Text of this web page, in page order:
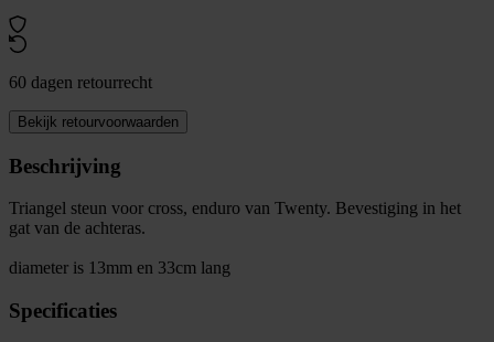
60 dagen retourrecht
Bekijk retourvoorwaarden
Beschrijving
Triangel steun voor cross, enduro van Twenty. Bevestiging in het
gat van de achteras.
diameter is 13mm en 33cm lang
Specificaties